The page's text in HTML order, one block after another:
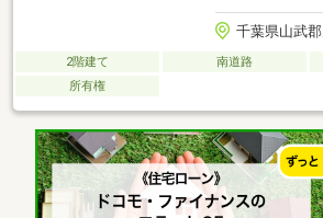
千葉県山武
2階建て 南道路
所有権